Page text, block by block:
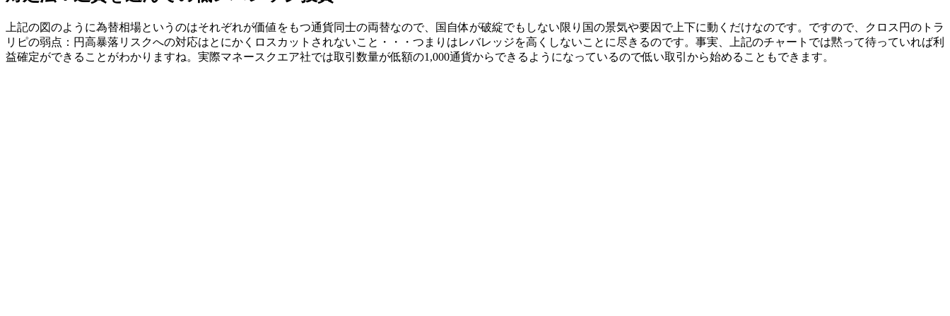
上記の図のように為替相場というのはそれぞれが価値をもつ通貨同士の両替なので、国自体が破綻でもしない限り国の景気や要因で上下に動くだけなのです。ですので、クロス円のトラ
リピの弱点：円高暴落リスクへの対応はとにかくロスカットされないこと・・・つまりはレバレッジを高くしないことに尽きるのです。事実、上記のチャートでは黙って待っていれば利
益確定ができることがわかりますね。実際マネースクエア社では取引数量が低額の1,000通貨からできるようになっているので低い取引から始めることもできます。